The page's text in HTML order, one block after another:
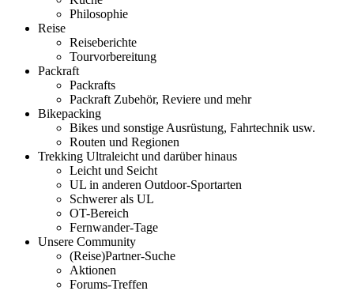
Philosophie
Reise
Reiseberichte
Tourvorbereitung
Packraft
Packrafts
Packraft Zubehör, Reviere und mehr
Bikepacking
Bikes und sonstige Ausrüstung, Fahrtechnik usw.
Routen und Regionen
Trekking Ultraleicht und darüber hinaus
Leicht und Seicht
UL in anderen Outdoor-Sportarten
Schwerer als UL
OT-Bereich
Fernwander-Tage
Unsere Community
(Reise)Partner-Suche
Aktionen
Forums-Treffen